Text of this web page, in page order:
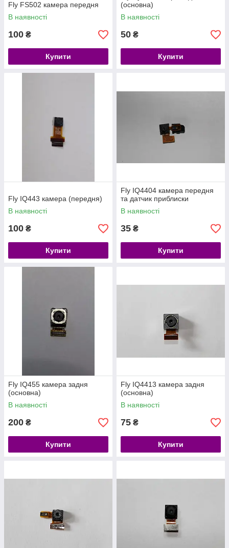
Fly FS502 камера передня
В наявності
100 ₴
Купити
(основна)
В наявності
50 ₴
Купити
Fly IQ443 камера (передня)
В наявності
100 ₴
Купити
Fly IQ4404 камера передня
та датчик приблиски
В наявності
35 ₴
Купити
Fly IQ455 камера задня
(основна)
В наявності
200 ₴
Купити
Fly IQ4413 камера задня
(основна)
В наявності
75 ₴
Купити